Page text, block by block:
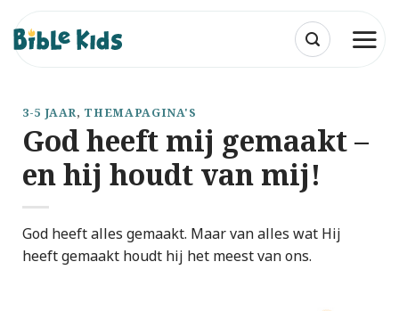
naar
inhoud
3-5 JAAR, THEMAPAGINA'S
God heeft mij gemaakt –
en hij houdt van mij!
God heeft alles gemaakt. Maar van alles wat Hij
heeft gemaakt houdt hij het meest van ons.